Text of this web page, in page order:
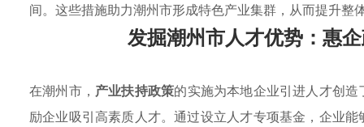
间。这些措施助力潮州市形成特色产业集群，从而提升整
发掘潮州市人才优势：惠
在潮州市， 产业扶持政策的实施为本地企业引进人才创
励企业吸引高素质人才。通过设立人才专项基金，企业